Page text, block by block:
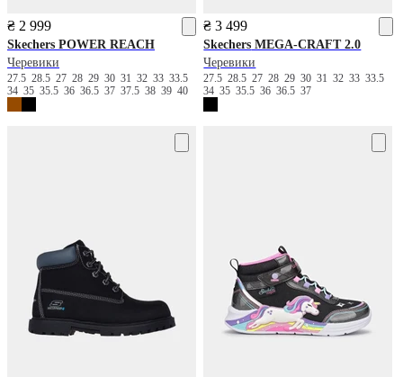
₴ 2 999
Skechers POWER REACH
Черевики
27.5 28.5 27 28 29 30 31 32 33 33.5
34 35 35.5 36 36.5 37 37.5 38 39 40
₴ 3 499
Skechers MEGA-CRAFT 2.0
Черевики
27.528.52728293031323333.5
343535.53636.537